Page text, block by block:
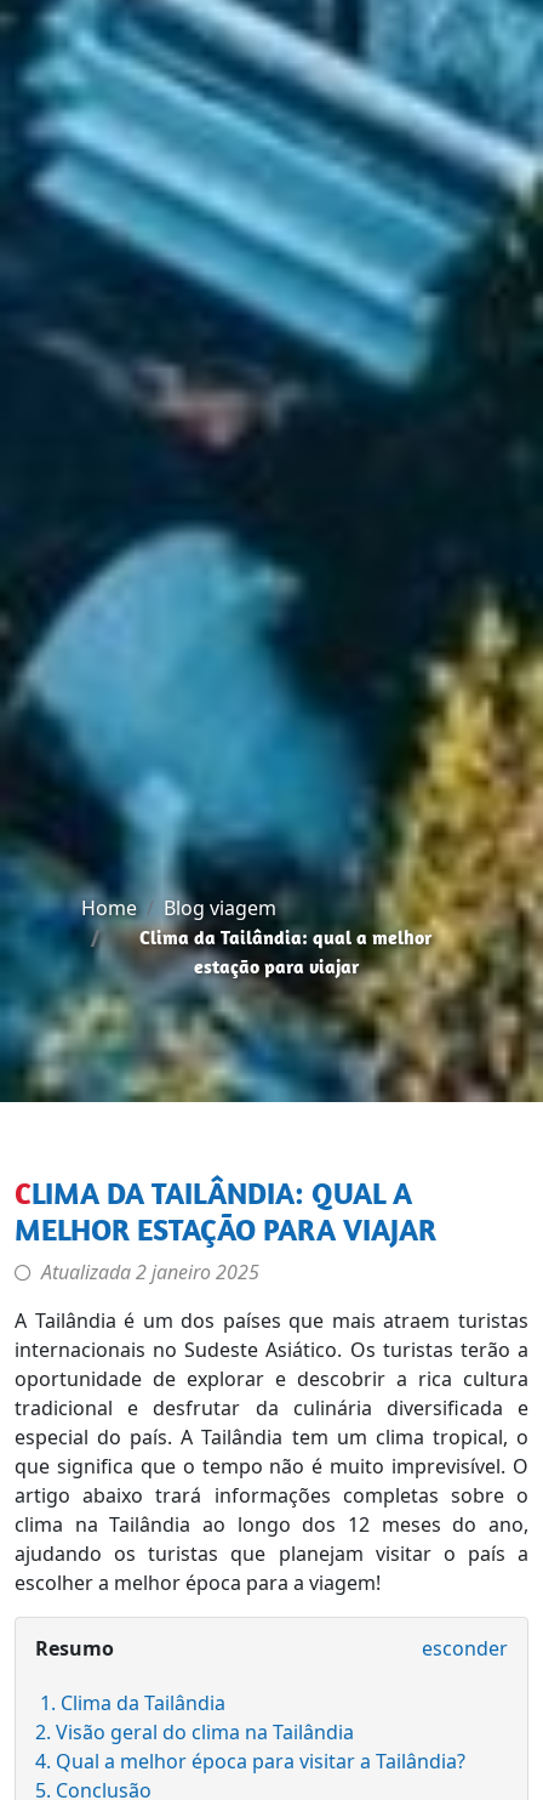
Home Blog viagem
Clima da Tailândia: qual a melhor
estação para viajar
CLIMA DA TAILÂNDIA: QUAL A
MELHOR ESTAÇÃO PARA VIAJAR
Atualizada2 janeiro 2025
A Tailândia é um dos países que mais atraem turistas
internacionais no Sudeste Asiático. Os turistas terão a
oportunidade de explorar e descobrir a rica cultura
tradicional e desfrutar da culinária diversificada e
especial do país. A Tailândia tem um clima tropical, o
que significa que o tempo não é muito imprevisível. O
artigo abaixo trará informações completas sobre o
clima na Tailândia ao longo dos 12 meses do ano,
ajudando os turistas que planejam visitar o país a
escolher a melhor época para a viagem!
Resumo esconder
1. Clima da Tailândia
2. Visão geral do clima na Tailândia
4. Qual a melhor época para visitar a Tailândia?
5. Conclusão